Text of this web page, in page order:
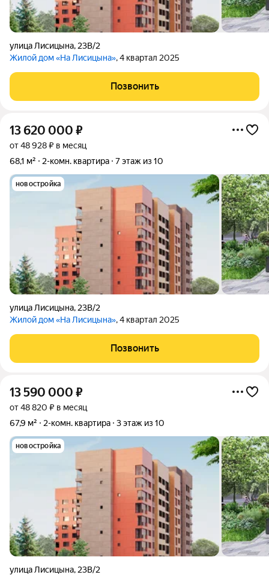
улица Лисицына, 23В/2
Жилой дом «На Лисицына», 4 квартал 2025
Позвонить
13 620 000 ₽
от 48 928 ₽ в месяц
68,1 м²
2-комн. квартира 7 этаж из 10
новостройка
улица Лисицына, 23В/2
Жилой дом «На Лисицына», 4 квартал 2025
Позвонить
13 590 000 ₽
от 48 820 ₽ в месяц
67,9 м²
2-комн. квартира 3 этаж из 10
новостройка
улица Лисицына, 23В/2